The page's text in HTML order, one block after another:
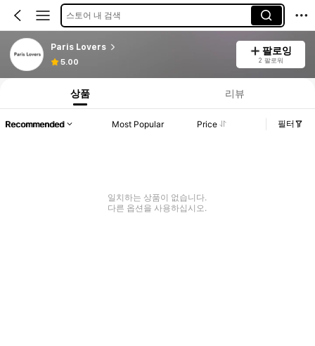
스토어 내 검색
Paris Lovers
5.00
팔로잉
2 팔로워
상품 리뷰
Recommended Most Popular Price 필터
일치하는 상품이 없습니다.
다른 옵션을 사용하십시오.